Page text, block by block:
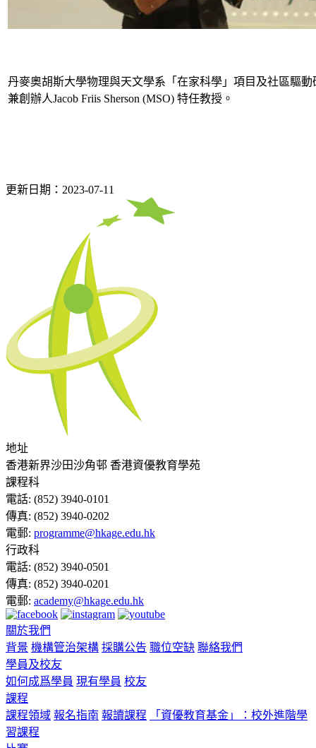
丹麥奧胡斯大學物理與天文學系「在家科學」項目及社區驅動
兼創辦人Jacob Friis Sherson (MSO) 特任教授。
更新日期：2023-07-11
地址
香港新界沙田沙角邨 香港資優教育學苑
課程科
電話: (852) 3940-0101
傳真: (852) 3940-0202
電郵: programme@hkage.edu.hk
行政科
電話: (852) 3940-0501
傳真: (852) 3940-0201
電郵: academy@hkage.edu.hk
關於我們
背景 機構管治架構 採購公告 職位空缺 聯絡我們
學員及校友
如何成爲學員 現有學員 校友
課程
課程領域 報名指南 報讀課程
「資優教育基金」：校外進階學
習課程